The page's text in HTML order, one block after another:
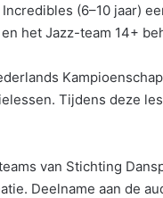
(6–10 jaar)
het Jazz-team 14+
Tijdens deze
van Stichting
Deelname aan de